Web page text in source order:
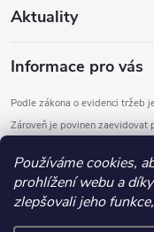
Používáme cookies,
prohlížení webu a
zlepšovali jeho
Aktuality
Informace pro vás
Podle zákona o evidenci tržeb
Zároveň je povinen zaevidovat
Copyright 2026DOMYS.